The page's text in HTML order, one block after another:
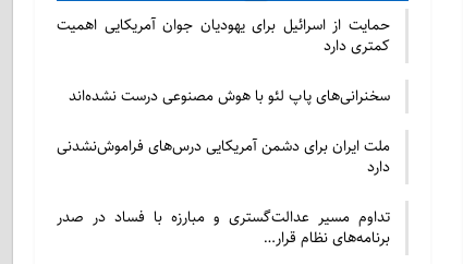
حمایت از اسرائیل برای یهودیان جوان آمریکایی اهمیت
کمتری دارد
سخنرانی‌های پاپ لئو با هوش مصنوعی درست نشده‌اند
ملت ایران برای دشمن آمریکایی درس‌های فراموش‌نشدنی
دارد
تداوم مسیر عدالت‌گستری و مبارزه با فساد در صدر
برنامه‌های نظام قرار…